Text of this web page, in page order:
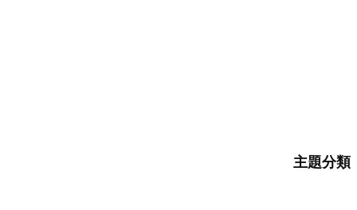
主題分類